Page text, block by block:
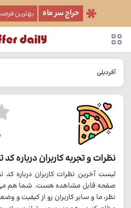
آفردیلی
نظرات و تجربه کاربران درباره
لیست آخرین نظرات کاربران درباره
صفحه قابل مشاهده هست. شما هم
نظر، ما و سایر کاربران رو از کیفیت و